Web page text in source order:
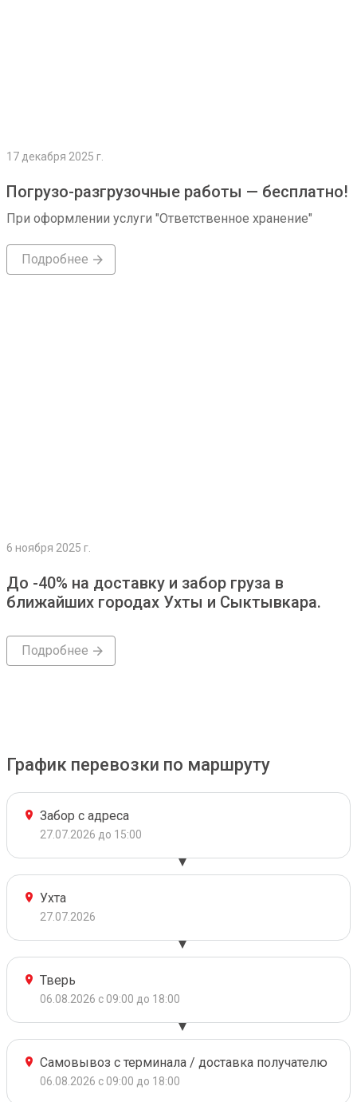
17 декабря 2025 г.
Погрузо-разгрузочные работы — бесплатно!
При оформлении услуги "Ответственное хранение"
Подробнее
6 ноября 2025 г.
До -40% на доставку и забор груза в
ближайших городах Ухты и Сыктывкара.
Подробнее
График перевозки по маршруту
Забор с адреса
27.07.2026 до 15:00
Ухта
27.07.2026
Тверь
06.08.2026 с 09:00 до 18:00
Самовывоз с терминала / доставка получателю
06.08.2026 с 09:00 до 18:00